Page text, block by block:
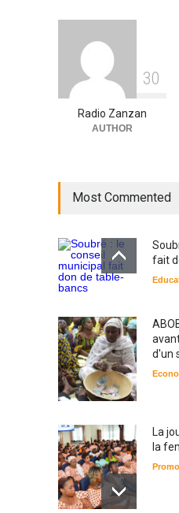
30
Radio Zanzan
AUTHOR
Most Commented
fait
d'un
La
la